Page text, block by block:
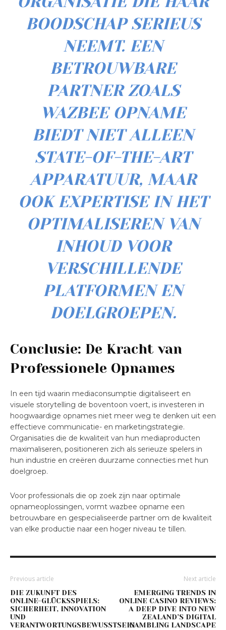
BOODSCHAP SERIEUS
NEEMT. EEN
BETROUWBARE
PARTNER ZOALS
WAZBEE OPNAME
BIEDT NIET ALLEEN
STATE-OF-THE-ART
APPARATUUR, MAAR
OOK EXPERTISE IN HET
OPTIMALISEREN VAN
INHOUD VOOR
VERSCHILLENDE
PLATFORMEN EN
DOELGROEPEN.
Conclusie: De Kracht van
Professionele Opnames
In een tijd waarin mediaconsumptie digitaliseert en
visuele storytelling de boventoon voert, is investeren in
hoogwaardige opnames niet meer weg te denken uit een
effectieve communicatie- en marketingstrategie.
Organisaties die de kwaliteit van hun mediaproducten
maximaliseren, positioneren zich als serieuze spelers in
hun industrie en creëren duurzame connecties met hun
doelgroep.
Voor professionals die op zoek zijn naar optimale
opnameoplossingen, vormt wazbee opname een
betrouwbare en gespecialiseerde partner om de kwaliteit
van elke productie naar een hoger niveau te tillen.
Previous article
DIE ZUKUNFT DES
ONLINE-GLÜCKSSPIELS:
SICHERHEIT, INNOVATION
UND
VERANTWORTUNGSBEWUSSTSEIN
Next article
EMERGING TRENDS IN
ONLINE CASINO REVIEWS:
A DEEP DIVE INTO NEW
ZEALAND’S DIGITAL
GAMBLING LANDSCAPE